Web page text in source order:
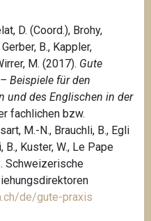
D. (Coord.), Brohy,
B., Kappler,
M. (2017). Gute
Beispiele für den
und des Englischen in der
fachlichen bzw.
M.-N., Brauchli, B., Egli
B., Kuster, W., Le Pape
Schweizerische
de/gute-praxis